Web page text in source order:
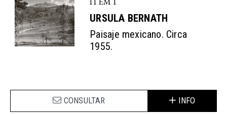
URSULA BERNATH
Paisaje mexicano. Circa
1955.
CONSULTAR INFO